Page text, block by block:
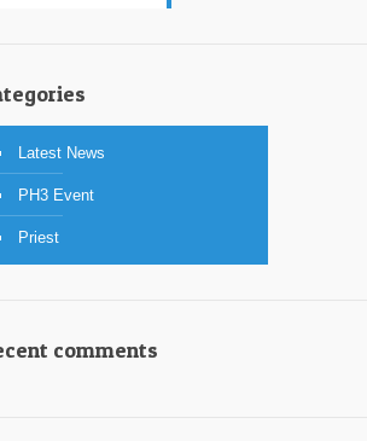
Latest News
PH3 Event
Priest
comments